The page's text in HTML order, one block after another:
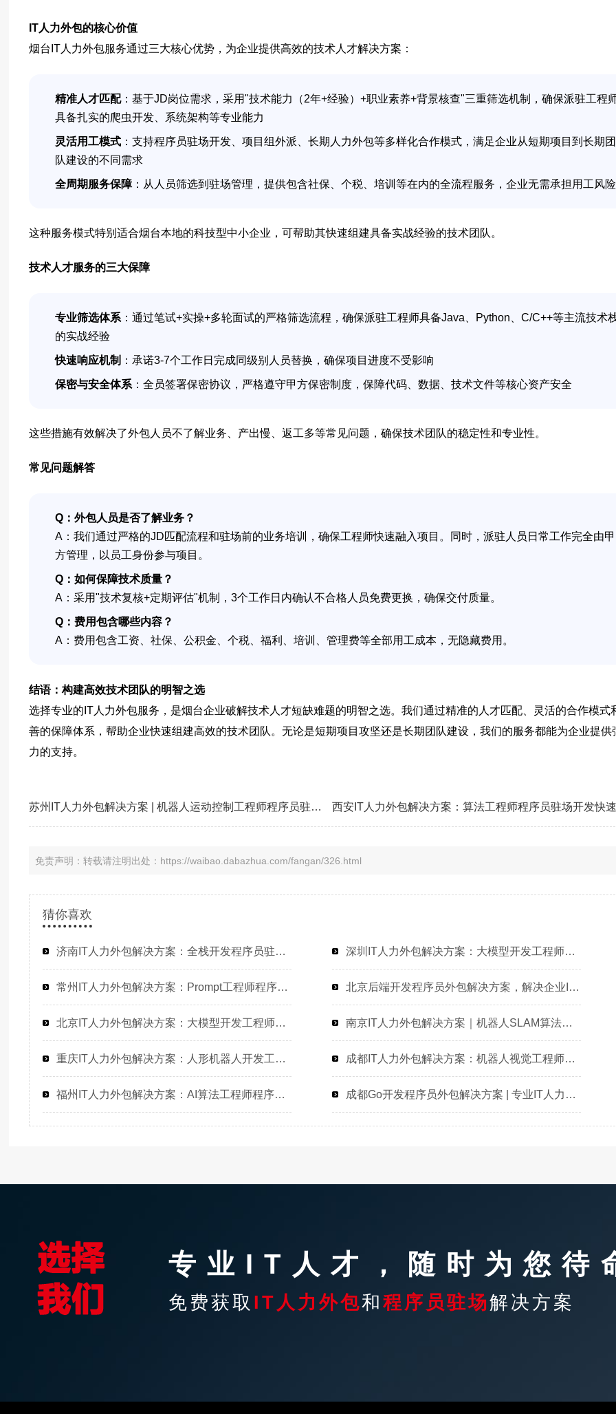
IT人力外包的核心价值
烟台IT人力外包服务通过三大核心优势，为企业提供高效的技术人才解决方案：
精准人才匹配：基于JD岗位需求，采用"技术能力（2年+经验）+职业素养+背景核查"三重筛选机制，确保派驻工程
具备扎实的爬虫开发、系统架构等专业能力
灵活用工模式：支持程序员驻场开发、项目组外派、长期人力外包等多样化合作模式，满足企业从短期项目到长期团
队建设的不同需求
全周期服务保障：从人员筛选到驻场管理，提供包含社保、个税、培训等在内的全流程服务，企业无需承担用工风险
这种服务模式特别适合烟台本地的科技型中小企业，可帮助其快速组建具备实战经验的技术团队。
技术人才服务的三大保障
专业筛选体系：通过笔试+实操+多轮面试的严格筛选流程，确保派驻工程师具备Java、Python、C/C++等主流技术
的实战经验
快速响应机制 ：承诺3-7个工作日完成同级别人员替换，确保项目进度不受影响
保密与安全体系：全员签署保密协议，严格遵守甲方保密制度，保障代码、数据、技术文件等核心资产安全
这些措施有效解决了外包人员不了解业务、产出慢、返工多等常见问题，确保技术团队的稳定性和专业性。
常见问题解答
Q：外包人员是否了解业务？
A：我们通过严格的JD匹配流程和驻场前的业务培训，确保工程师快速融入项目。同时，派驻人员日常工作完全由甲
方管理，以员工身份参与项目。
Q：如何保障技术质量？
A：采用"技术复核+定期评估"机制，3个工作日内确认不合格人员免费更换，确保交付质量。
Q：费用包含哪些内容？
A：费用包含工资、社保、公积金、个税、福利、培训、管理费等全部用工成本，无隐藏费用。
结语：构建高效技术团队的明智之选
选择专业的IT人力外包服务，是烟台企业破解技术人才短缺难题的明智之选。我们通过精准的人才匹配、灵活的合作模式
善的保障体系，帮助企业快速组建高效的技术团队。无论是短期项目攻坚还是长期团队建设，我们的服务都能为企业提供
力的支持。
苏州IT人力外包解决方案 | 机器人运动控制工程师程序员驻场开发服务
免责声明：转载请注明出处：https://waibao.dabazhua.com/fangan/326.html
猜你喜欢
济南IT人力外包解决方案：全栈开发程序员驻场，解决企业招聘难题 深圳IT人力外包解决方案：大模型开发工程师程序员或工程师人力外包的高效选择
常州IT人力外包解决方案：Prompt工程师程序员驻场开发高效匹配 北京后端开发程序员外包解决方案，解决企业IT人才招聘难题
北京IT人力外包解决方案：大模型开发工程师程序员或是工程师人力外包的高效选择 南京IT人力外包解决方案｜机器人SLAM算法工程师程序员外包服务
重庆IT人力外包解决方案：人形机器人开发工程师高效招聘与团队搭建 成都IT人力外包解决方案：机器人视觉工程师程序员驻场开发快速响应
福州IT人力外包解决方案：AI算法工程师程序员驻场开发高效解决企业技术人才缺口 成都Go开发程序员外包解决方案 | 专业IT人力外包服务
专业IT人才，随时为您待
免费获取 IT人力外包和 程序员驻场解决方案